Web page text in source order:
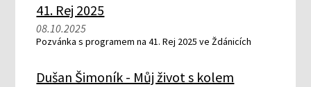
41. Rej 2025
08.10.2025
Pozvánka s programem na 41. Rej 2025 ve Ždánicích
Dušan Šimoník - Můj život s kolem